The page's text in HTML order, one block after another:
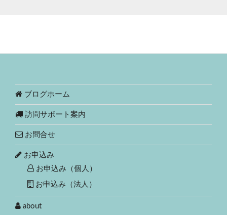
ブログホーム
訪問サポート案内
お問合せ
お申込み
お申込み（個人）
お申込み（法人）
about